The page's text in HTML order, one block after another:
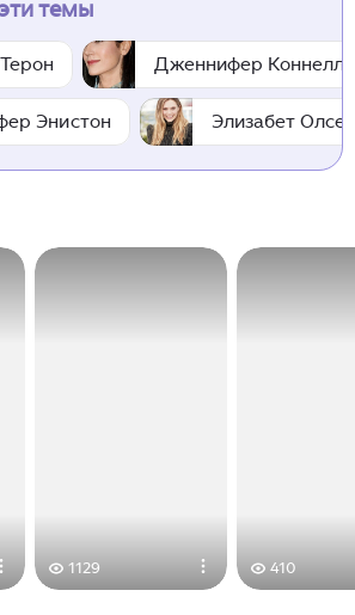
темы
Дженнифер Коннелли
Энистон Элизабет
1129 410